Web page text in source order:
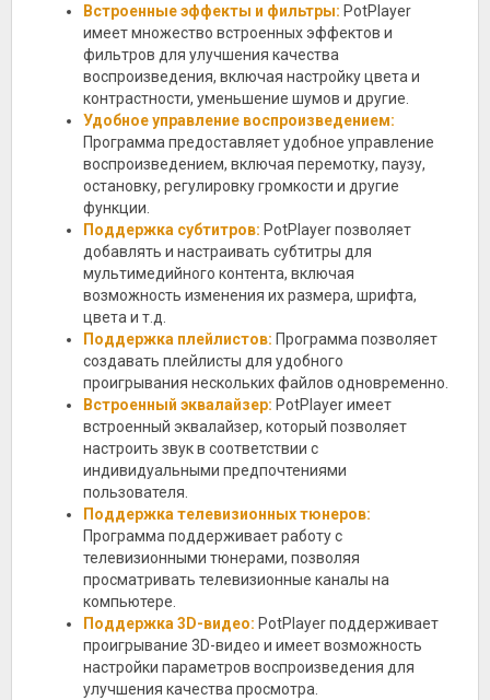
Встроенные эффекты и фильтры: PotPlayer
имеет множество встроенных эффектов и
фильтров для улучшения качества
воспроизведения, включая настройку цвета и
контрастности, уменьшение шумов и другие.
Удобное управление воспроизведением:
Программа предоставляет удобное управление
воспроизведением, включая перемотку, паузу,
остановку, регулировку громкости и другие
функции.
Поддержка субтитров: PotPlayer позволяет
добавлять и настраивать субтитры для
мультимедийного контента, включая
возможность изменения их размера, шрифта,
цвета и т.д.
Поддержка плейлистов: Программа позволяет
создавать плейлисты для удобного
проигрывания нескольких файлов одновременно.
Встроенный эквалайзер: PotPlayer имеет
встроенный эквалайзер, который позволяет
настроить звук в соответствии с
индивидуальными предпочтениями
пользователя.
Поддержка телевизионных тюнеров:
Программа поддерживает работу с
телевизионными тюнерами, позволяя
просматривать телевизионные каналы на
компьютере.
Поддержка 3D-видео: PotPlayer поддерживает
проигрывание 3D-видео и имеет возможность
настройки параметров воспроизведения для
улучшения качества просмотра.